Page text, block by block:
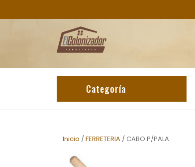
Categoría
Inicio /FERRETERIA / CABO P/PALA